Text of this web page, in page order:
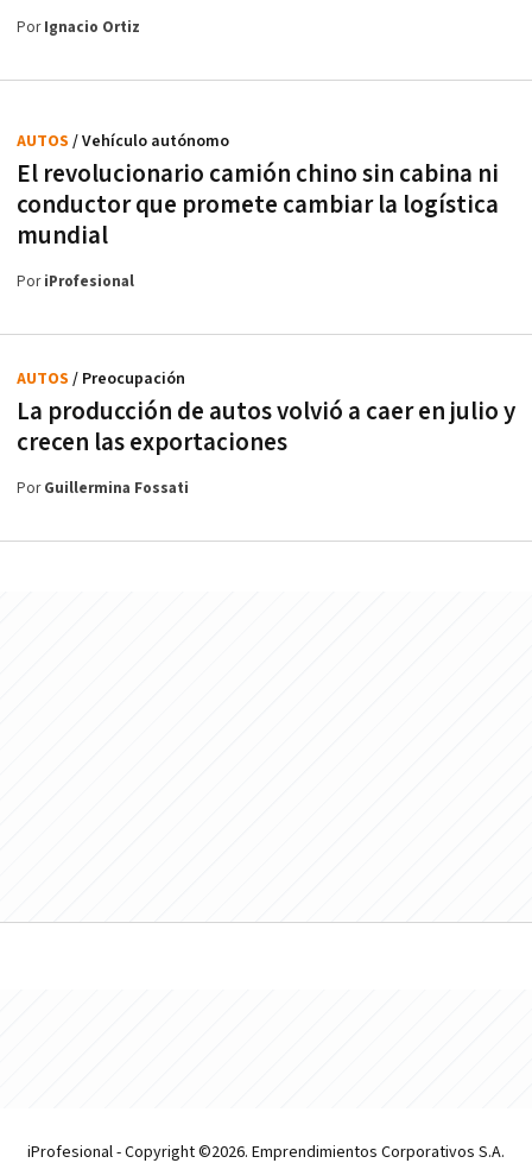
PorIgnacio Ortiz
El revolucionario camión chino sin cabina ni
conductor que promete cambiar la logística
mundial
AUTOS / Vehículo autónomo
PoriProfesional
La producción de autos volvió a caer en julio y
crecen las exportaciones
AUTOS / Preocupación
PorGuillermina Fossati
iProfesional - Copyright ©2026. Emprendimientos Corporativos S.A.